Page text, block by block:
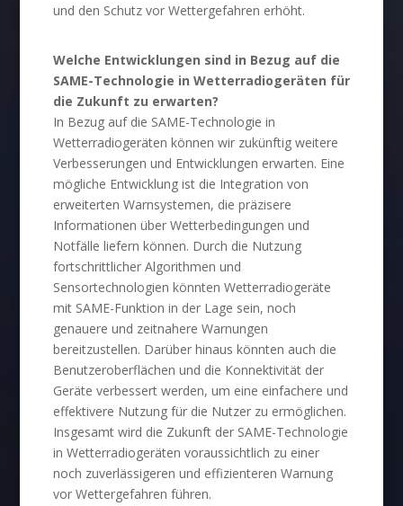
und den Schutz vor Wettergefahren erhöht.
Welche Entwicklungen sind in Bezug auf die
SAME-Technologie in Wetterradiogeräten für
die Zukunft zu erwarten?
In Bezug auf die SAME-Technologie in
Wetterradiogeräten können wir zukünftig weitere
Verbesserungen und Entwicklungen erwarten. Eine
mögliche Entwicklung ist die Integration von
erweiterten Warnsystemen, die präzisere
Informationen über Wetterbedingungen und
Notfälle liefern können. Durch die Nutzung
fortschrittlicher Algorithmen und
Sensortechnologien könnten Wetterradiogeräte
mit SAME-Funktion in der Lage sein, noch
genauere und zeitnahere Warnungen
bereitzustellen. Darüber hinaus könnten auch die
Benutzeroberflächen und die Konnektivität der
Geräte verbessert werden, um eine einfachere und
effektivere Nutzung für die Nutzer zu ermöglichen.
Insgesamt wird die Zukunft der SAME-Technologie
in Wetterradiogeräten voraussichtlich zu einer
noch zuverlässigeren und effizienteren Warnung
vor Wettergefahren führen.